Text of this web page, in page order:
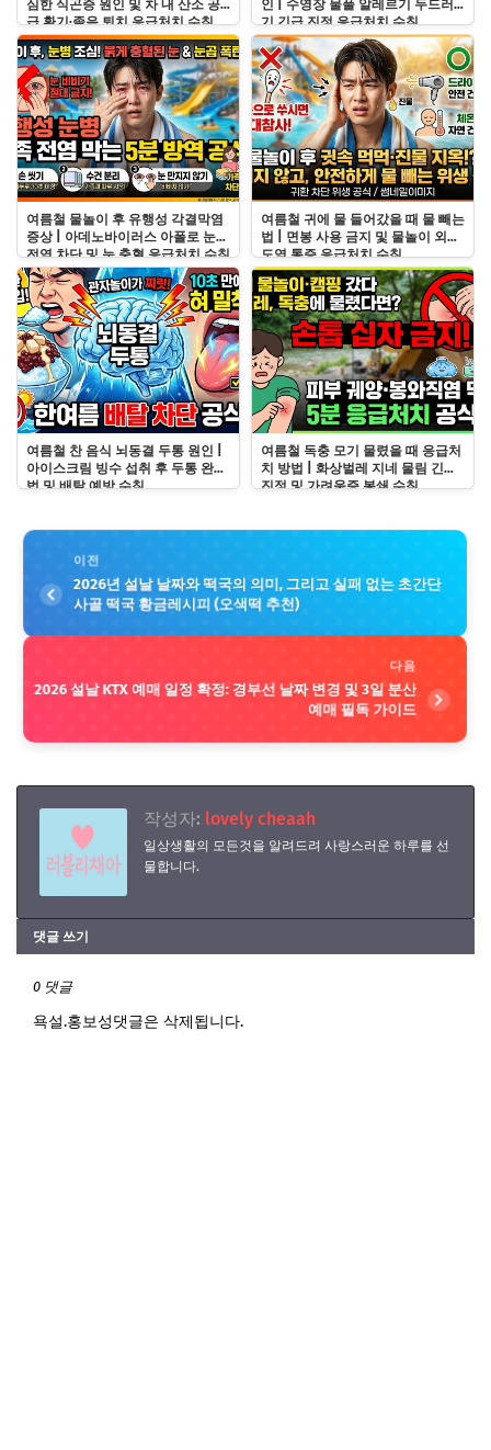
심한 식곤증 원인 및 차 내 산소 공
급 환기·졸음 퇴치 응급처치 수칙
인 | 수영장 물풀 알레르기 두드러
기 긴급 진정 응급처치 수칙
여름철 물놀이 후 유행성 각결막염
증상 | 아데노바이러스 아폴로 눈병
전염 차단 및 눈 충혈 응급처치 수칙
여름철 귀에 물 들어갔을 때 물 빼는
법 | 면봉 사용 금지 및 물놀이 외이
도염 통증 응급처치 수칙
여름철 찬 음식 뇌동결 두통 원인 |
아이스크림 빙수 섭취 후 두통 완화
법 및 배탈 예방 수칙
여름철 독충 모기 물렸을 때 응급처
치 방법 | 화상벌레 지네 물림 긴급
진정 및 가려움증 봉쇄 수칙
이전
2026년 설날 날짜와 떡국의 의미, 그리고 실패 없는 초간단
사골 떡국 황금레시피 (오색떡 추천)
다음
2026 설날 KTX 예매 일정 확정: 경부선 날짜 변경 및 3일 분산
예매 필독 가이드
작성자: lovely cheaah
일상생활의 모든것을 알려드려 사랑스러운 하루를 선
물합니다.
댓글 쓰기
0 댓글
욕설.홍보성댓글은 삭제됩니다.